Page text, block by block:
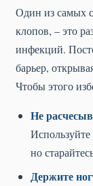
Один из самых
клопов, – это
инфекций.
барьер,
Чтобы этого
Не
Используйте
но
Держите